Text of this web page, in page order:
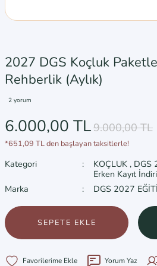
2027 DGS Koçluk
Rehberlik (Aylık)
2 yorum
6.000,00 TL9.000,00 TL
*651,09 TL den başlayan taksitlerle!
Kategori KOÇLUK , DGS
Erken Kayıt
Marka
DGS 2027
SEPETE EKLE
Yorum Yaz